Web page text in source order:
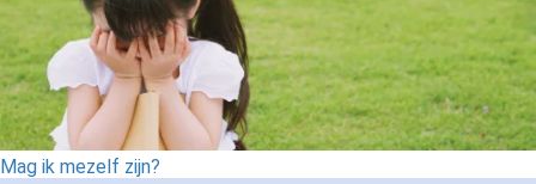
Mag ik mezelf zijn?